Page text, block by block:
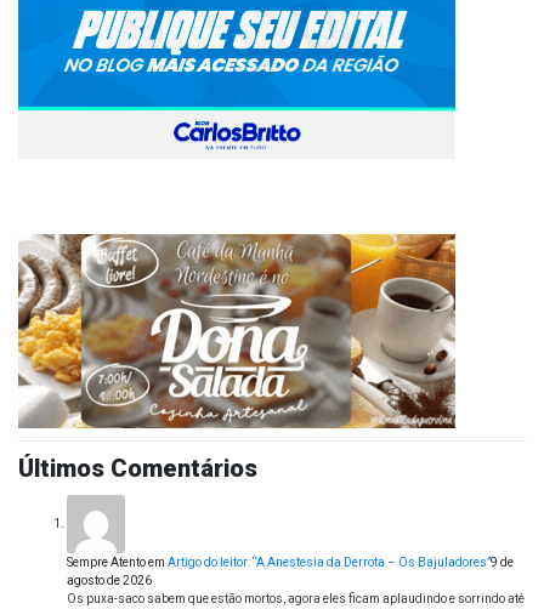
Últimos Comentários
Sempre Atentoem Artigo do leitor: “A Anestesia da Derrota – Os Bajuladores”9 de
agosto de 2026
Os puxa-saco sabem que estão mortos, agora eles ficam aplaudindo e sorrindo até